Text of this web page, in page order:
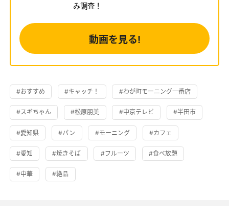
み調査！
動画を見る!
#おすすめ #キャッチ！ #わが町モーニング一番店
#スギちゃん #松原朋美 #中京テレビ #半田市
#愛知県 #パン #モーニング #カフェ
#愛知 #焼きそば #フルーツ #食べ放題
#中華 #絶品